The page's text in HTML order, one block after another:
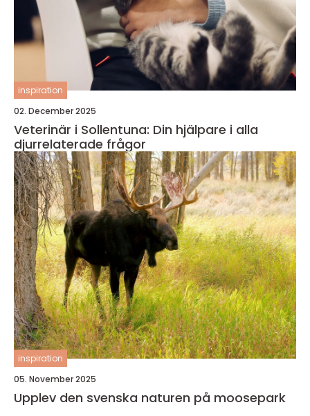
inspiration
02. December 2025
Veterinär i Sollentuna: Din hjälpare i alla
djurrelaterade frågor
inspiration
05. November 2025
Upplev den svenska naturen på moosepark